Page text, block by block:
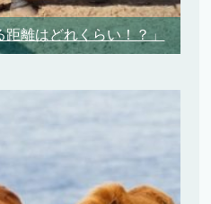
離はどれくらい！？」